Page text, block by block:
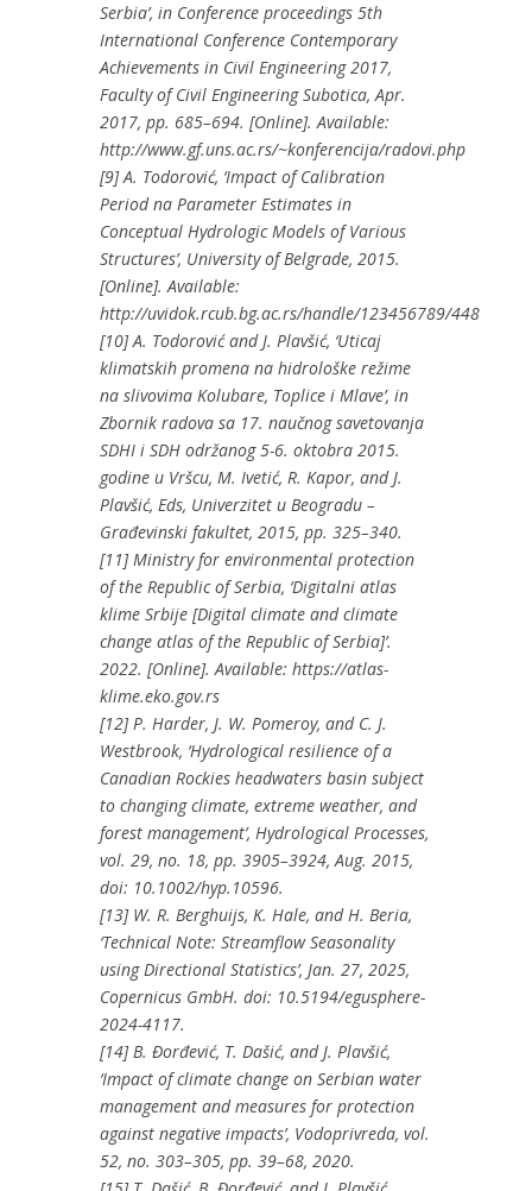
Serbia’, in Conference proceedings 5th
International Conference Contemporary
Achievements in Civil Engineering 2017,
Faculty of Civil Engineering Subotica, Apr.
2017, pp. 685–694. [Online]. Available:
http://www.gf.uns.ac.rs/~konferencija/radovi.php
[9] A. Todorović, ‘Impact of Calibration
Period na Parameter Estimates in
Conceptual Hydrologic Models of Various
Structures’, University of Belgrade, 2015.
[Online]. Available:
http://uvidok.rcub.bg.ac.rs/handle/123456789/448
[10] A. Todorović and J. Plavšić, ‘Uticaj
klimatskih promena na hidrološke režime
na slivovima Kolubare, Toplice i Mlave’, in
Zbornik radova sa 17. naučnog savetovanja
SDHI i SDH održanog 5-6. oktobra 2015.
godine u Vršcu, M. Ivetić, R. Kapor, and J.
Plavšić, Eds, Univerzitet u Beogradu –
Građevinski fakultet, 2015, pp. 325–340.
[11] Ministry for environmental protection
of the Republic of Serbia, ‘Digitalni atlas
klime Srbije [Digital climate and climate
change atlas of the Republic of Serbia]’.
2022. [Online]. Available: https://atlas-
klime.eko.gov.rs
[12] P. Harder, J. W. Pomeroy, and C. J.
Westbrook, ‘Hydrological resilience of a
Canadian Rockies headwaters basin subject
to changing climate, extreme weather, and
forest management’, Hydrological Processes,
vol. 29, no. 18, pp. 3905–3924, Aug. 2015,
doi: 10.1002/hyp.10596.
[13] W. R. Berghuijs, K. Hale, and H. Beria,
‘Technical Note: Streamflow Seasonality
using Directional Statistics’, Jan. 27, 2025,
Copernicus GmbH. doi: 10.5194/egusphere-
2024-4117.
[14] B. Đorđević, T. Dašić, and J. Plavšić,
‘Impact of climate change on Serbian water
management and measures for protection
against negative impacts’, Vodoprivreda, vol.
52, no. 303–305, pp. 39–68, 2020.